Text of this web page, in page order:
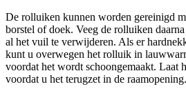
De rolluiken kunnen worden gereinigd
borstel of doek. Veeg de rolluiken
al het vuil te verwijderen. Als er
kunt u overwegen het rolluik in
voordat het wordt schoongemaakt. Laat
voordat u het terugzet in de raamopening.